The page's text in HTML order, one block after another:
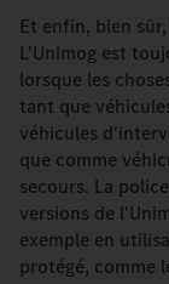
Et enfin, bien
L'Unimog est
lorsque les
tant que
véhicules
que comme
secours. La
versions de
exemple en
protégé, comme